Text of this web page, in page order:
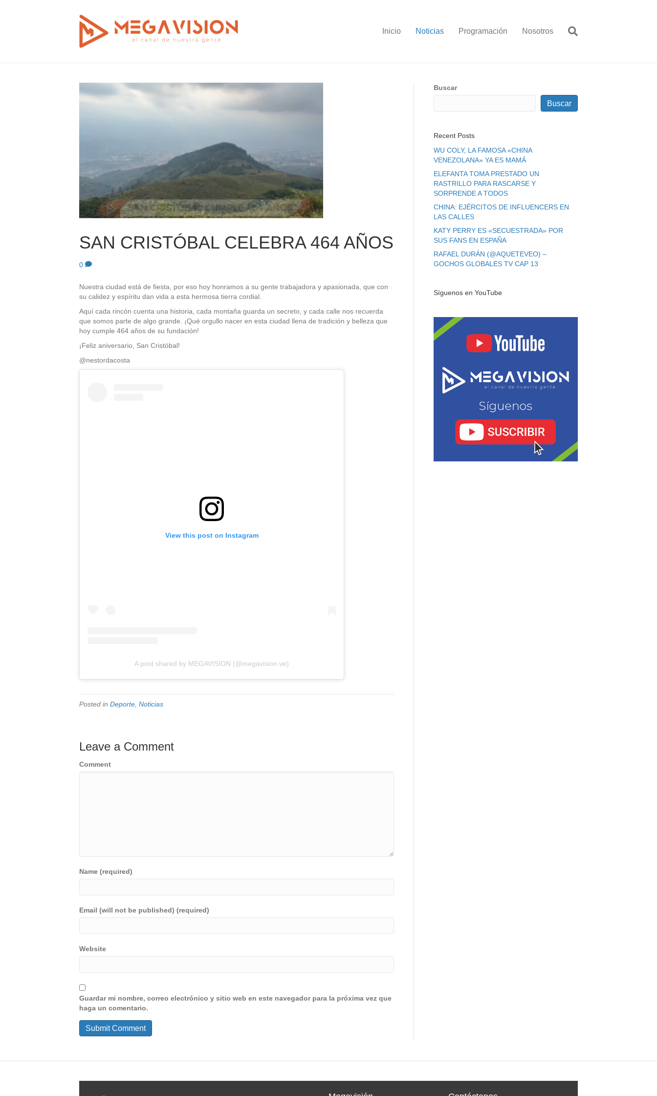
Inicio Noticias Programación Nosotros
SAN CRISTÓBAL CELEBRA 464 AÑOS
0
Nuestra ciudad está de fiesta, por eso hoy honramos a su gente trabajadora y apasionada, que con
su calidez y espíritu dan vida a esta hermosa tierra cordial.
Aquí cada rincón cuenta una historia, cada montaña guarda un secreto, y cada calle nos recuerda
que somos parte de algo grande. ¡Qué orgullo nacer en esta ciudad llena de tradición y belleza que
hoy cumple 464 años de su fundación!
¡Feliz aniversario, San Cristóbal!
@nestordacosta
View this post on Instagram
A post shared by MEGAVISION (@megavision.ve)
Posted in Deporte Noticias
Leave a Comment
Comment
Name (required)
Email (will not be published) (required)
Website
Guardar mi nombre, correo electrónico y sitio web en este navegador para la próxima vez que
haga un comentario.
Buscar
Buscar
Recent Posts
WU COLY, LA FAMOSA «CHINA
VENEZOLANA» YA ES MAMÁ
ELEFANTA TOMA PRESTADO UN
RASTRILLO PARA RASCARSE Y
SORPRENDE A TODOS
CHINA: EJÉRCITOS DE INFLUENCERS EN
LAS CALLES
KATY PERRY ES «SECUESTRADA» POR
SUS FANS EN ESPAÑA
RAFAEL DURÁN (@AQUETEVEO) –
GOCHOS GLOBALES TV CAP 13
Síguenos en YouTube